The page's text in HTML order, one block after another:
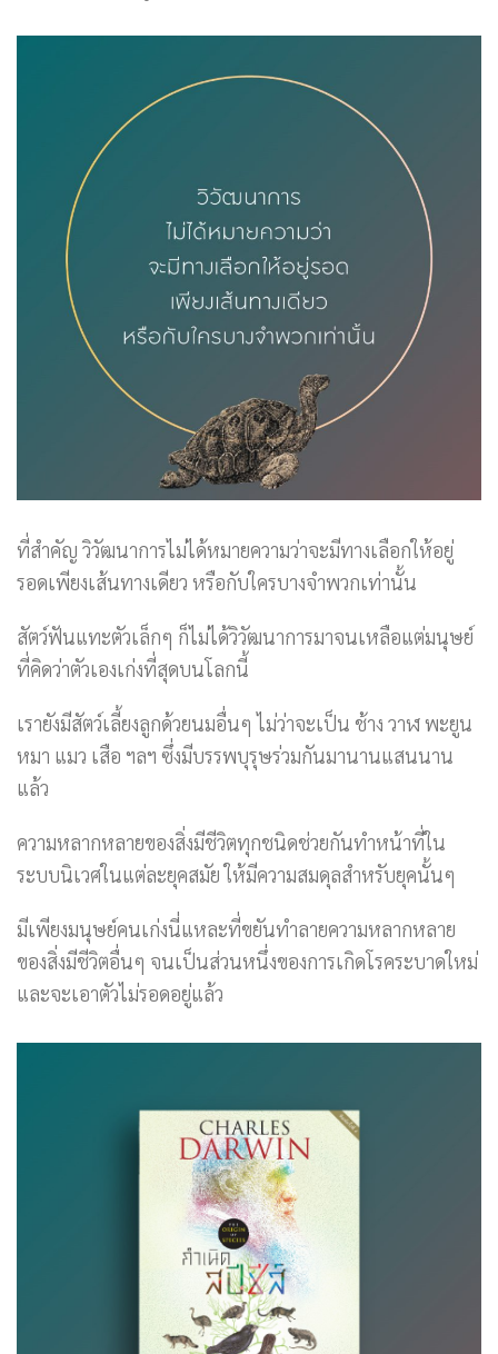
ที่สำคัญ วิวัฒนาการไม่ได้หมายความว่าจะมีทางเลือกให้อยู่
รอดเพียงเส้นทางเดียว หรือกับใครบางจำพวกเท่านั้น
สัตว์ฟันแทะตัวเล็กๆ ก็ไม่ได้วิวัฒนาการมาจนเหลือแต่มนุษย์
ที่คิดว่าตัวเองเก่งที่สุดบนโลกนี้
เรายังมีสัตว์เลี้ยงลูกด้วยนมอื่นๆ ไม่ว่าจะเป็น ช้าง วาฬ พะยูน
หมา แมว เสือ ฯลฯ ซึ่งมีบรรพบุรุษร่วมกันมานานแสนนาน
แล้ว
ความหลากหลายของสิ่งมีชีวิตทุกชนิดช่วยกันทำหน้าที่ใน
ระบบนิเวศในแต่ละยุคสมัย ให้มีความสมดุลสำหรับยุคนั้นๆ
มีเพียงมนุษย์คนเก่งนี่แหละที่ขยันทำลายความหลากหลาย
ของสิ่งมีชีวิตอื่นๆ จนเป็นส่วนหนึ่งของการเกิดโรคระบาดใหม่
และจะเอาตัวไม่รอดอยู่แล้ว